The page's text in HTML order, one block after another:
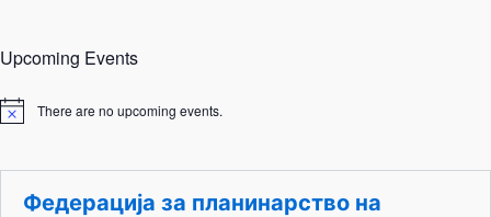
Upcoming Events
N
i
There are no upcoming events.
Федерација за планинарство на